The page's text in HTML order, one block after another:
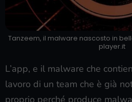
Tanzeem, il malware nascosto in
player.it
L’app, e il malware che
lavoro di un team che è già
proprio perché produce